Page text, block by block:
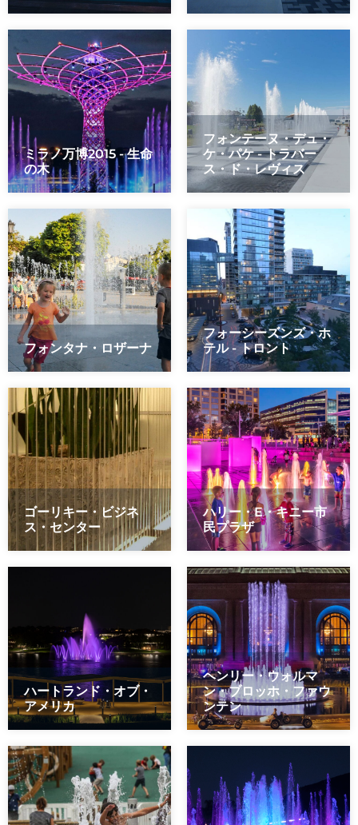
ミラノ万博2015 - 生命
の木
フォンテーヌ・デュ・
ケ・パケ - トラバー
ス・ド・レヴィス
フォンタナ・ロザーナ
フォーシーズンズ・ホ
テル - トロント
ゴーリキー・ビジネ
ス・センター
ハリー・E・キニー市
民プラザ
ハートランド・オブ・
アメリカ
ヘンリー・ウォルマ
ン・ブロッホ・ファウ
ンテン